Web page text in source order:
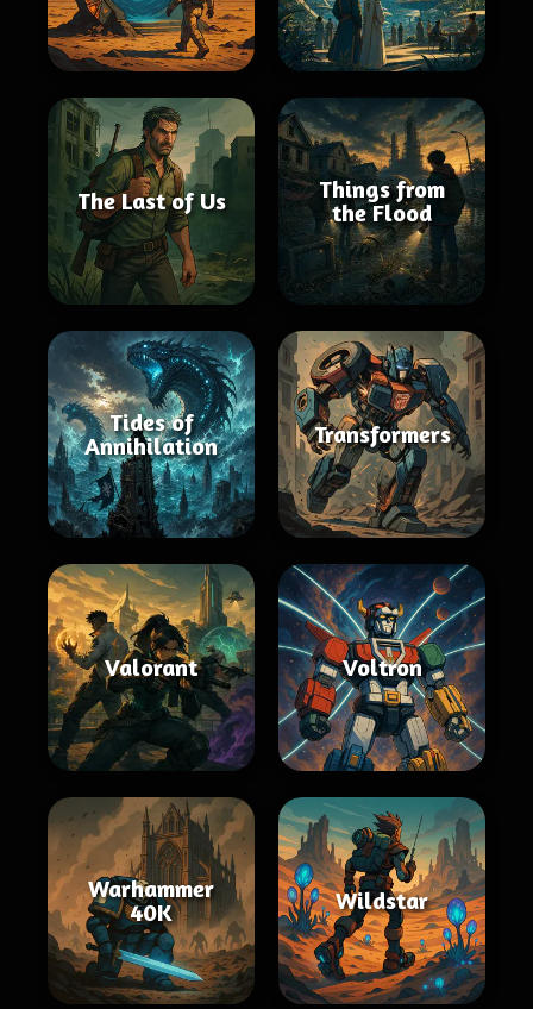
The Last of Us
Things from
the Flood
Tides of
Annihilation
Transformers
Valorant Voltron
Warhammer
40K
Wildstar